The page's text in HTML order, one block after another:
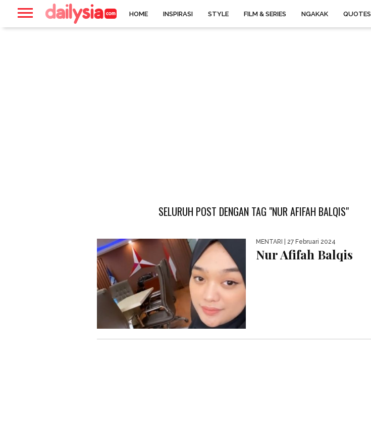
HOME INSPIRASI STYLE FILM & SERIES NGAKAK QUOTES
SELURUH POST DENGAN TAG "NUR AFIFAH BALQIS"
MENTARI | 27 Februari 2024
Nur Afifah Balqis